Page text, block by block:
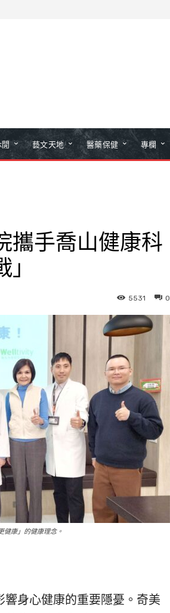
藝文天地 醫藥保健 專欄
攜手喬山健康科
0
5531
健康」的健康理念。
身心健康的重要隱憂。奇美